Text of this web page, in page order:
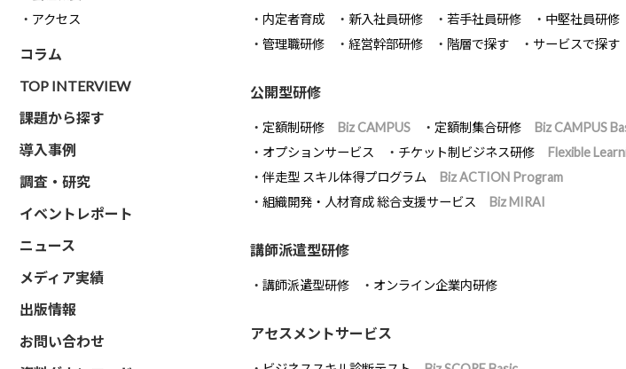
アクセス
コラム
TOP INTERVIEW
課題から探す
導入事例
調査・研究
イベントレポート
ニュース
メディア実績
出版情報
お問い合わせ
内定者育成 新入社員研修 若手社員研修
中堅社員研修
管理職研修
経営幹部研修 階層で探す サービスで探す
公開型研修
定額制研修 Biz CAMPUS 定額制集合研修
Biz CAMPUS
オプションサービス
チケット制ビジネス研修
Flexible
伴走型 スキル体得プログラム
Biz ACTION Program
組織開発・人材育成 総合支援サービス
Biz MIRAI
講師派遣型研修
講師派遣型研修 オンライン企業内研修
アセスメントサービス